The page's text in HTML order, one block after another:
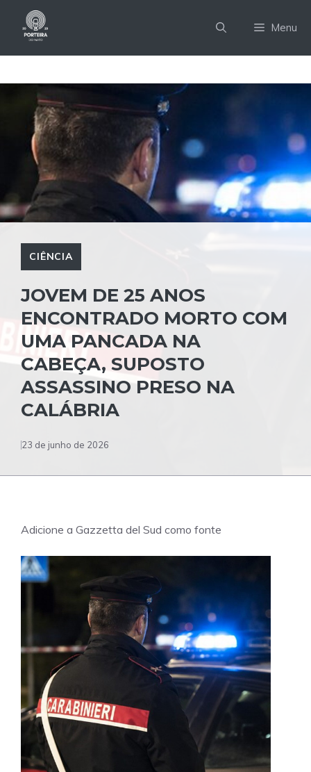
Menu
CIÊNCIA
JOVEM DE 25 ANOS
ENCONTRADO MORTO COM
UMA PANCADA NA
CABEÇA, SUPOSTO
ASSASSINO PRESO NA
CALÁBRIA
23 de junho de 2026
Adicione a Gazzetta del Sud como fonte